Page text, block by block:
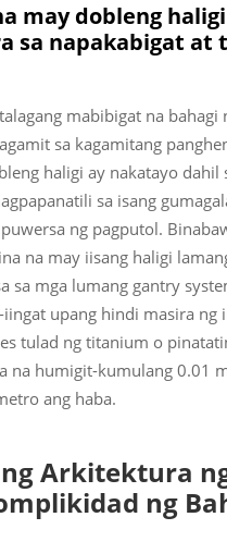
may dobleng
sa napakabigat at
mabibigat na
sa kagamitang
haligi ay nakatayo
sa isang
ng pagputol.
na may iisang haligi
sa mga lumang gantry
upang hindi masira ng
tulad ng titanium o
na humigit-kumulang 0.01
ang haba.
Arkitektura
ng